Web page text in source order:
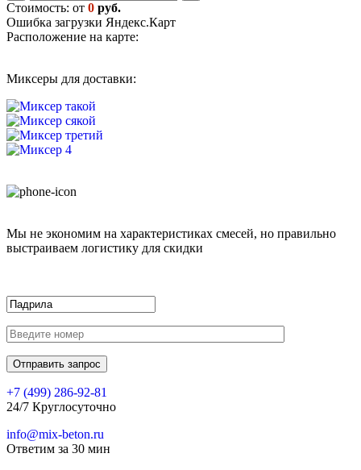
Стоимость: от 0 руб.
Ошибка загрузки Яндекс.Карт
Расположение на карте:
Миксеры для доставки:
Мы не экономим на характеристиках смесей, но правильно
выстраиваем логистику для скидки
+7 (499) 286-92-81
24/7 Круглосуточно
info@mix-beton.ru
Ответим за 30 мин